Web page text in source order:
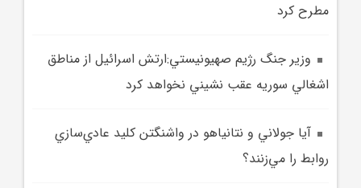
مطرح کرد
وزير جنگ رژيم صهيونيستي:ارتش اسرائيل از مناطق
اشغالي سوريه عقب نشيني نخواهد کرد
آيا جولاني و نتانياهو در واشنگتن کليد عادي‌سازي
روابط را مي‌زنند؟